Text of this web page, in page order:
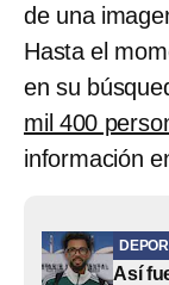
de una
Hasta el
en su
mil 400
información
Así